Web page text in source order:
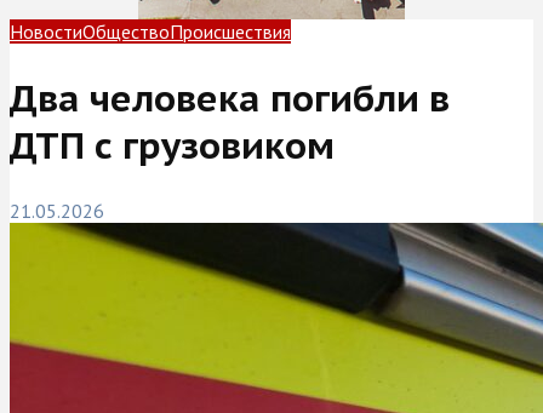
НовостиОбществоПроисшествия
Два человека погибли в
ДТП с грузовиком
21.05.2026